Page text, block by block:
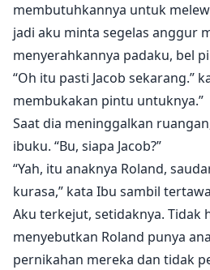
membutuhkannya untuk
jadi aku minta segelas anggur
menyerahkannya padaku, bel
“Oh itu pasti Jacob sekarang.”
membukakan pintu untuknya.”
Saat dia meninggalkan
ibuku. “Bu, siapa Jacob?”
“Yah, itu anaknya Roland,
kurasa,” kata Ibu sambil
Aku terkejut, setidaknya. Tidak
menyebutkan Roland punya
pernikahan mereka dan tidak